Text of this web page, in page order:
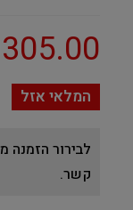
305.00
המלאי אזל
לבירור הזמנה
קשר.